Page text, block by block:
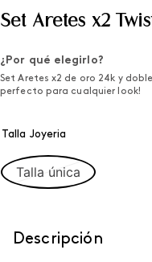
Set Aretes x2
¿Por qué elegirlo?
Set Aretes x2 de oro 24k y
perfecto para cualquier look!
Talla Joyeria
Talla única
Descripción